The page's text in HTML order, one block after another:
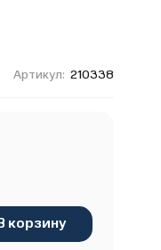
Артикул: 210338
корзину